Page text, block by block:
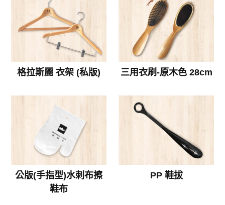
格拉斯麗 衣架 (私版) 三用衣刷-原木色 28cm
公版(手指型)水刺布擦
鞋布
PP 鞋拔